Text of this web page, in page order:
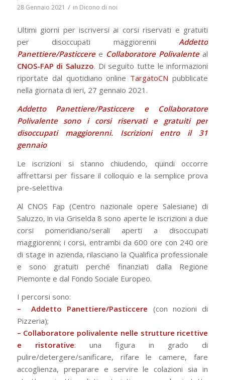
28 Gennaio 2021 / in Dicono di noi
Ultimi giorni per iscriversi ai corsi riservati e gratuiti
per disoccupati maggiorenniAddetto
Panettiere/Pasticcere e Collaboratore Polivalenteal
CNOS-FAP di Saluzzo. Di seguito tutte le informazioni
riportate dal quotidiano online TargatoCN pubblicate
nella giornata di ieri, 27 gennaio 2021.
Addetto Panettiere/Pasticcere e Collaboratore
Polivalente sono i corsi riservati e gratuiti per
disoccupati maggiorenni. Iscrizioni entro il 31
gennaio
Le iscrizioni si stanno chiudendo, quindi occorre
affrettarsi per fissare il colloquio e la semplice prova
pre-selettiva
Al CNOS Fap (Centro nazionale opere Salesiane) di
Saluzzo, in via Griselda 8 sono aperte le iscrizioni a due
corsi pomeridiano/serali aperti a disoccupati
maggiorenni; i corsi, entrambi da 600 ore con 240 ore
di stage in azienda, rilasciano la Qualifica professionale
e sono gratuiti perché finanziati dalla Regione
Piemonte e dal Fondo Sociale Europeo.
I percorsi sono:
– Addetto Panettiere/Pasticcere (con nozioni di
Pizzeria);
– Collaboratore polivalente nelle strutture ricettive
e ristorative: una figura in grado di
pulire/detergere/sanificare, rifare le camere, fare
accoglienza, preparare e servire le colazioni sia in